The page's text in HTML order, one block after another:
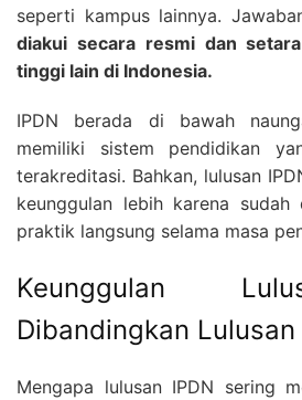
seperti kampus lainnya.
diakui secara resmi dan
tinggi lain di Indonesia.
IPDN berada di bawah
memiliki sistem pendidikan
terakreditasi. Bahkan, lulusan
keunggulan lebih karena sudah
praktik langsung selama masa
Keunggulan
Dibandingkan Lulusan
Mengapa lulusan IPDN sering